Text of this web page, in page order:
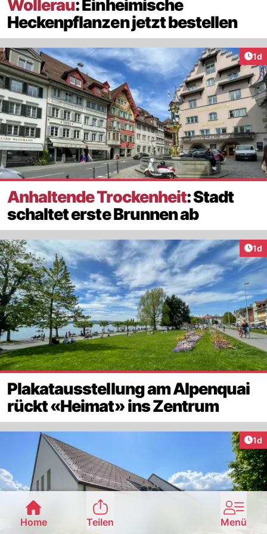
Wollerau: Einheimische
Heckenpflanzen jetzt bestellen
1d
Anhaltende Trockenheit: Stadt
schaltet erste Brunnen ab
1d
Plakatausstellung am Alpenquai
rückt «Heimat» ins Zentrum
1d
Home Teilen Menü